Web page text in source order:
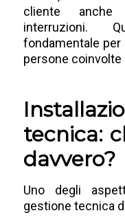
cliente anche
interruzioni.
fondamentale
persone coinvolte
tecnica:
davvero?
Uno degli
gestione tecnica